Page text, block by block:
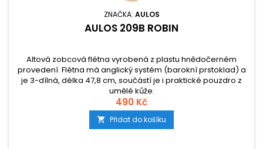
ZNAČKA: AULOS
AULOS 209B ROBIN
Altová zobcová flétna vyrobená z plastu hnědočerném
provedení. Flétna má anglický systém (barokní prstoklad) a
je 3-dílná, délka 47,8 cm, součástí je i praktické pouzdro z
umělé kůže.
490 Kč
 Přidat do košíku